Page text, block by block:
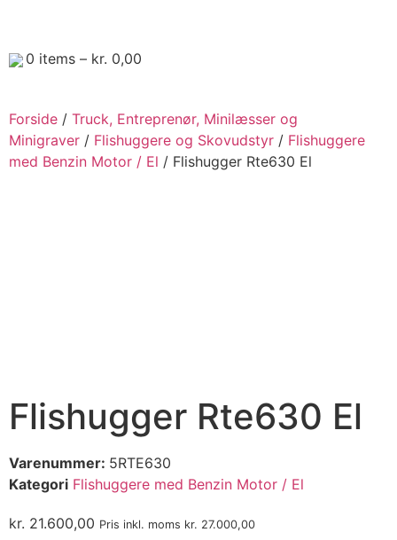
0 items – kr. 0,00
Forside / Truck, Entreprenør, Minilæsser og
Minigraver / Flishuggere og Skovudstyr / Flishuggere
med Benzin Motor / El / Flishugger Rte630 El
Flishugger Rte630 El
Varenummer: 5RTE630
Kategori Flishuggere med Benzin Motor / El
kr. 21.600,00 Pris inkl. moms kr. 27.000,00